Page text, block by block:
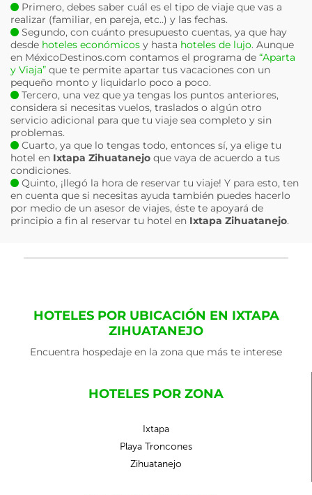
Primero, debes saber cuál es el tipo de viaje que vas a
realizar (familiar, en pareja, etc..) y las fechas.
Segundo, con cuánto presupuesto cuentas, ya que hay
desde hoteles económicos y hasta hoteles de lujo. Aunque
en MéxicoDestinos.com contamos el programa de “Aparta
y Viaja” que te permite apartar tus vacaciones con un
pequeño monto y liquidarlo poco a poco.
Tercero, una vez que ya tengas los puntos anteriores,
considera si necesitas vuelos, traslados o algún otro
servicio adicional para que tu viaje sea completo y sin
problemas.
Cuarto, ya que lo tengas todo, entonces sí, ya elige tu
hotel en Ixtapa Zihuatanejo que vaya de acuerdo a tus
condiciones.
Quinto, ¡llegó la hora de reservar tu viaje! Y para esto, ten
en cuenta que si necesitas ayuda también puedes hacerlo
por medio de un asesor de viajes, éste te apoyará de
principio a fin al reservar tu hotel en Ixtapa Zihuatanejo.
HOTELES POR UBICACIÓN EN IXTAPA
ZIHUATANEJO
Encuentra hospedaje en la zona que más te interese
HOTELES POR ZONA
Ixtapa
Playa Troncones
Zihuatanejo